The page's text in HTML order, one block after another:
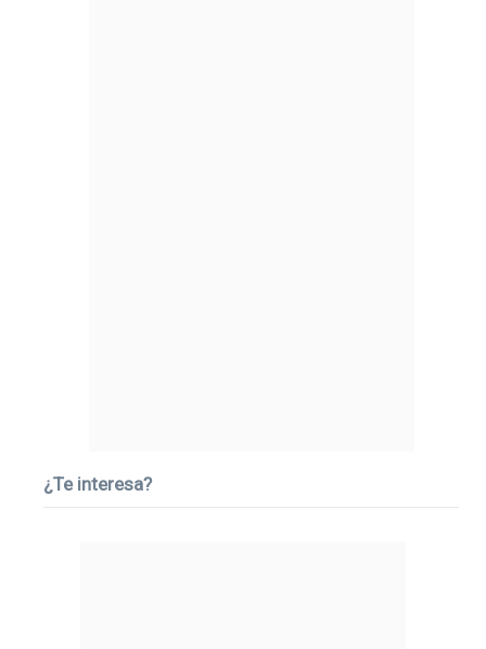
¿Te interesa?